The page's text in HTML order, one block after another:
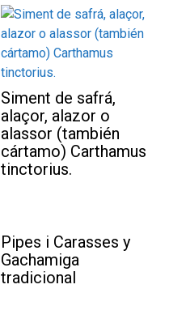
Siment de safrá,
alaçor, alazor o
alassor (también
cártamo) Carthamus
tinctorius.
Pipes i Carasses y
Gachamiga
tradicional